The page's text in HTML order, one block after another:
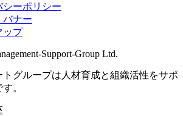
シーポリシー
バナー
ップ
Support-Group Ltd.
グループは人材育成と組織活性をサポ
。